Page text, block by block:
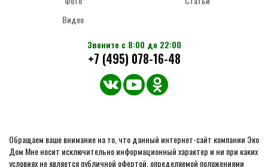
Видео
Звоните с 8:00 до 22:00
+7 (495) 078-16-48
Обращаем ваше внимание на то, что данный интернет-сайт компании Эко
Дом Мне носит исключительно информационный характер и ни при каких
условиях не является публичной офертой, определяемой положениями